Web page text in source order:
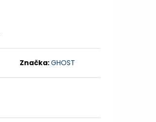
Značka:GHOST